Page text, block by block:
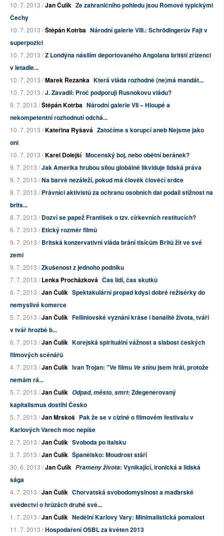
10. 7. 2013 /Jan Čulík Ze zahraničního pohledu jsou Romové typickými
Čechy
10. 7. 2013 /Štěpán Kotrba Národní galerie VIII.: Schrödingerův Fajt v
superpozici
10. 7. 2013 /Z Londýna násilím deportovaného Angolana britští zřízenci
v letadle...
10. 7. 2013 /Marek Řezanka Která vláda rozhodně (ne)má mandát...
10. 7. 2013 /J. Zavadil: Proč podporuji Rusnokovu vládu?
9. 7. 2013 /Štěpán Kotrba Národní galerie VII – Hloupé a
nekompetentní rozhodnutí odchá...
10. 7. 2013 /Kateřina Ryšavá Zatočíme s korupcí aneb Nejsme jako
oni
10. 7. 2013 /Karel Dolejší Mocenský boj, nebo obětní beránek?
9. 7. 2013 /Jak Amerika hrubou silou globálně likviduje lidská práva
9. 7. 2013 /Na barvě nezáleží, pokud má člověk člověčí srdce
8. 7. 2013 /Právníci aktivistů za ochranu osobních dat podali stížnost na
brits...
8. 7. 2013 /Dozví se papež František o tzv. církevních restitucích?
6. 7. 2013 /Etický rozměr filmů
9. 7. 2013 /Britská konzervativní vláda brání tisícům Britů žít ve své
zemi
9. 7. 2013 /Zkušenost z jednoho podniku
7. 7. 2013 /Lenka Procházková Čas lidí, čas skutků
6. 7. 2013 /Jan Čulík Spektakulární propad kdysi dobré režisérky do
nemyslivé komerce
5. 7. 2013 /Jan Čulík Felliniovské vyznání kráse i banalitě života, tváří
v tvář hrozbě b...
6. 7. 2013 /Jan Čulík Korejská spirituální vážnost a slabost českých
filmových scénářů
4. 7. 2013 /Jan Čulík Ivan Trojan: "Ve filmu Ve stínujsem hrál, protože
nemám rá...
5. 7. 2013 /Jan Čulík Odpad, město, smrt: Zdegenerovaný
kapitalismus dostihl Česko
5. 7. 2013 /Jan Mrskoš Pak že se v cizině o filmovém festivalu v
Karlových Varech moc nepíše
2. 7. 2013 /Jan Čulík Svoboda po italsku
3. 7. 2013 /Jan Čulík Španělsko: Moudrost stáří
30. 6. 2013 /Jan Čulík Prameny života: Vynikající, ironická a lidská
sága
4. 7. 2013 /Jan Čulík Chorvatská svobodomyslnost a maďarské
svědectví o hrůzách druhé svě...
1. 7. 2013 /Jan Čulík Nedělní Karlovy Vary: Minimalistická pomalost
11. 7. 2013 /Hospodaření OSBL za květen 2013